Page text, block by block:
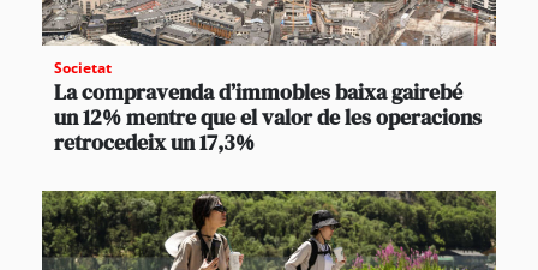
Societat
La compravenda d’immobles baixa gairebé
un 12% mentre que el valor de les operacions
retrocedeix un 17,3%